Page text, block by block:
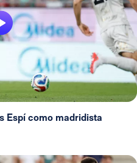
Espí como madridista